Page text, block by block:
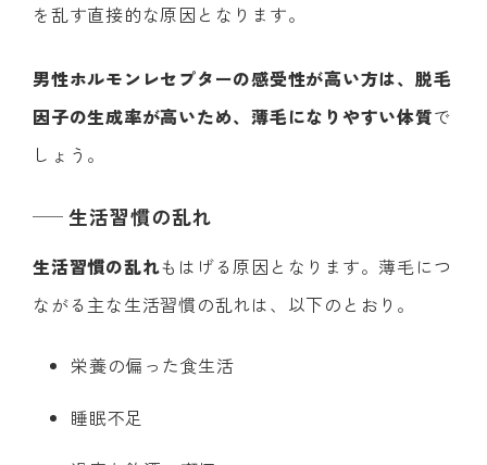
を乱す直接的な原因となります。
男性ホルモンレセプターの感受性が高い方は、脱毛
因子の生成率が高いため、薄毛になりやすい体質で
しょう。
生活習慣の乱れ
生活習慣の乱れもはげる原因となります。薄毛につ
ながる主な生活習慣の乱れは、以下のとおり。
栄養の偏った食生活
睡眠不足